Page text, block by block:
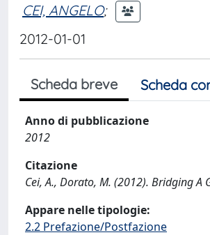
CEI, ANGELO;
2012-01-01
Scheda breve Scheda
Anno di pubblicazione
2012
Citazione
Cei, A., Dorato, M. (2012). Bridging A
Appare nelle tipologie:
2.2 Prefazione/Postfazione